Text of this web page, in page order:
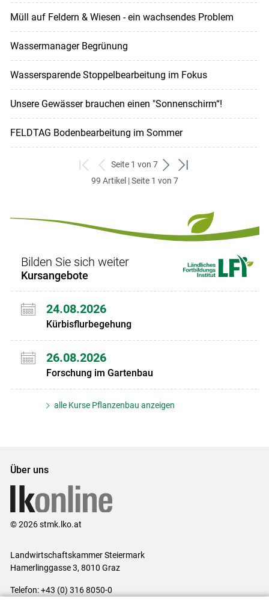
Müll auf Feldern & Wiesen - ein wachsendes Problem
Wassermanager Begrünung
Wassersparende Stoppelbearbeitung im Fokus
Unsere Gewässer brauchen einen "Sonnenschirm“!
FELDTAG Bodenbearbeitung im Sommer
zum
ersten
zurück
zum
Seite 1 von 7
weiter
zum
zum
99 Artikel | Seite 1 von 7
Bilden Sie sich weiter
Kursangebote
24.08.2026
Kürbisflurbegehung
26.08.2026
Forschung im Gartenbau
alle Kurse Pflanzenbau anzeigen
Über uns
© 2026 stmk.lko.at
Landwirtschaftskammer Steiermark
Hamerlinggasse 3, 8010 Graz
Telefon: +43 (0) 316 8050-0